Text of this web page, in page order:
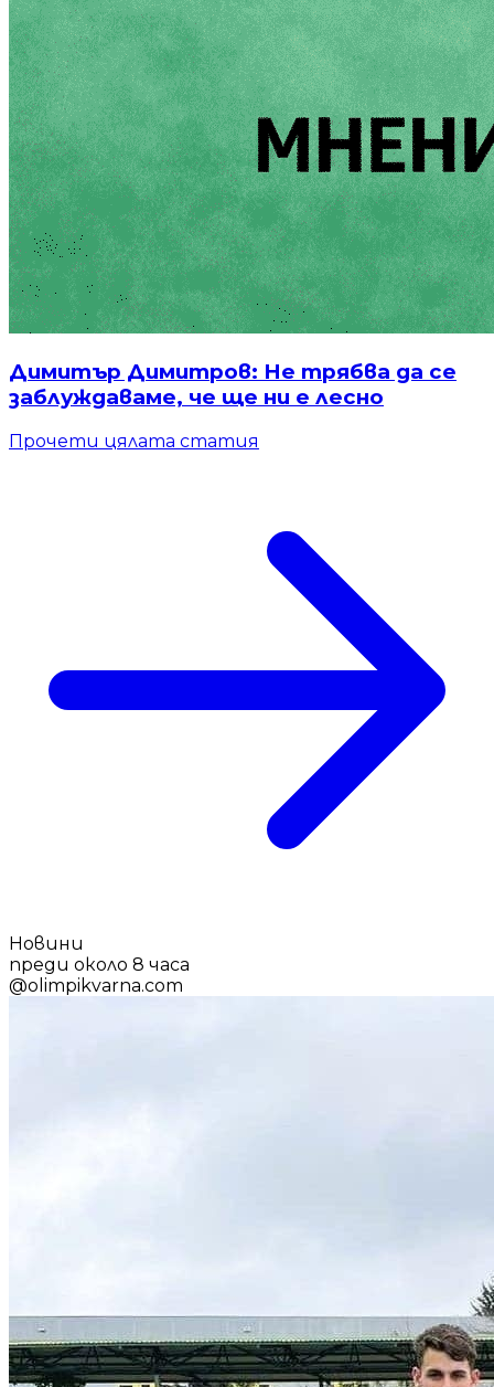
Димитър Димитров: Не трябва да се
заблуждаваме, че ще ни е лесно
Прочети цялата статия
Новини
преди около 8 часа
@olimpikvarna.com